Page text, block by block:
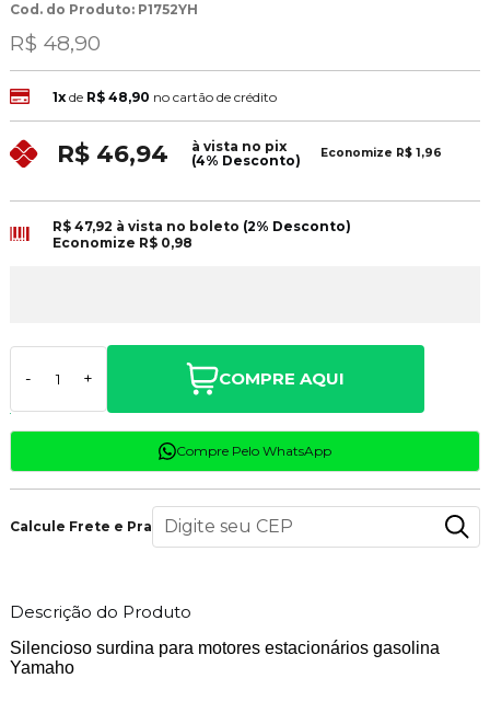
Cod. do Produto: P1752YH
R$ 48,90
1xde R$ 48,90 no cartão de crédito
R$ 46,94
à vista no pix
(4% Desconto)
Economize R$ 1,96
R$ 47,92 à vista no boleto (2% Desconto)
Economize R$ 0,98
- + COMPRE AQUI
Compre Pelo WhatsApp
Calcule Frete e Prazo
Descrição do Produto
Silencioso surdina para motores estacionários gasolina
Yamaho